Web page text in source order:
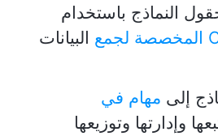
النماذج باستخدام
البيانات
إلى مهام في
وإدارتها وتوزيعها